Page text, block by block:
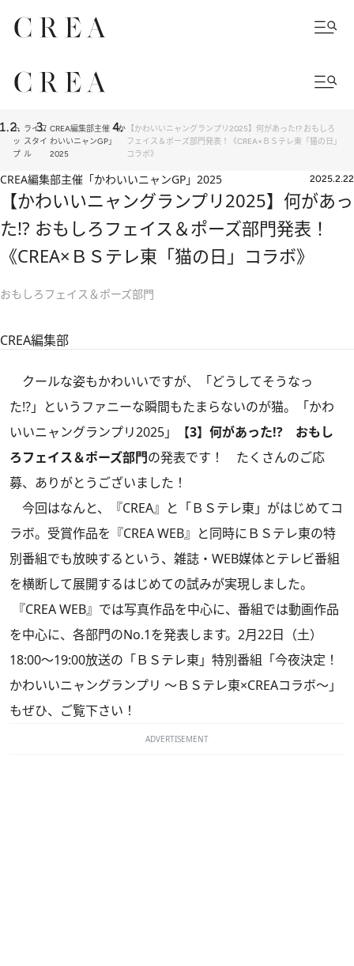
ト
ッ
プ
ライフ
スタイ
ル
CREA編集部主催「か
わいいニャンGP」
2025
【かわいいニャングランプリ2025】何があった!? おもしろ
フェイス＆ポーズ部門発表！《CREA×ＢＳテレ東「猫の日」
コラボ》
CREA編集部主催「かわいいニャンGP」2025 2025.2.22
【かわいいニャングランプリ2025】何があっ
た!? おもしろフェイス＆ポーズ部門発表！
《CREA×ＢＳテレ東「猫の日」コラボ》
おもしろフェイス＆ポーズ部門
CREA編集部
クールな姿もかわいいですが、「どうしてそうなっ
た!?」というファニーな瞬間もたまらないのが猫。「かわ
いいニャングランプリ2025」
【3】何があった!? おもし
ろフェイス＆ポーズ部門の発表です！ たくさんのご応
募、ありがとうございました！
今回はなんと、『CREA』と「ＢＳテレ東」がはじめてコ
ラボ。受賞作品を『CREA WEB』と同時にＢＳテレ東の特
別番組でも放映するという、雑誌・WEB媒体とテレビ番組
を横断して展開するはじめての試みが実現しました。
『CREA WEB』では写真作品を中心に、番組では動画作品
を中心に、各部門のNo.1を発表します。2月22日（土）
18:00～19:00放送の「ＢＳテレ東」特別番組「今夜決定！
かわいいニャングランプリ ～ＢＳテレ東×CREAコラボ～」
もぜひ、ご覧下さい！
ADVERTISEMENT